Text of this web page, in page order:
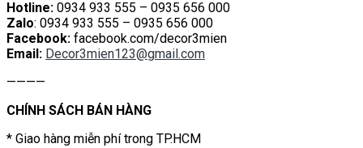
Hotline: 0934 933 555 – 0935 656 000
Zalo: 0934 933 555 – 0935 656 000
Facebook: facebook.com/decor3mien
Email: Decor3mien123@gmail.com
————
CHÍNH SÁCH BÁN HÀNG
* Giao hàng miễn phí trong TP.HCM